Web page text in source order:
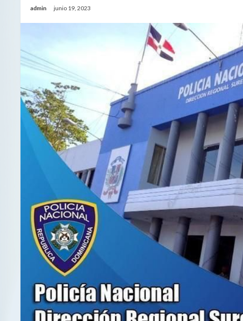
admin junio 19, 2023